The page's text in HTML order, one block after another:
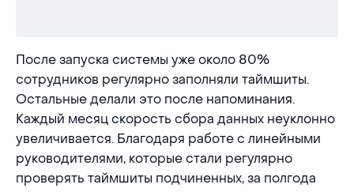
После запуска системы уже около 80%
сотрудников регулярно заполняли таймшиты.
Остальные делали это после напоминания.
Каждый месяц скорость сбора данных неуклонно
увеличивается. Благодаря работе с линейными
руководителями, которые стали регулярно
проверять таймшиты подчиненных, за полгода